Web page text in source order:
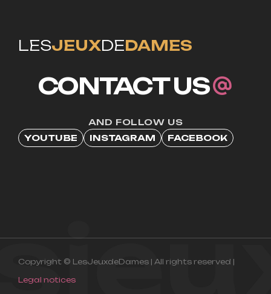
LESJEUXDEDAMES
CONTACT US
AND FOLLOW US
YOUTUBE
INSTAGRAM FACEBOOK
Copyright © LesJeuxdeDames | All rights reserved |
Legal notices